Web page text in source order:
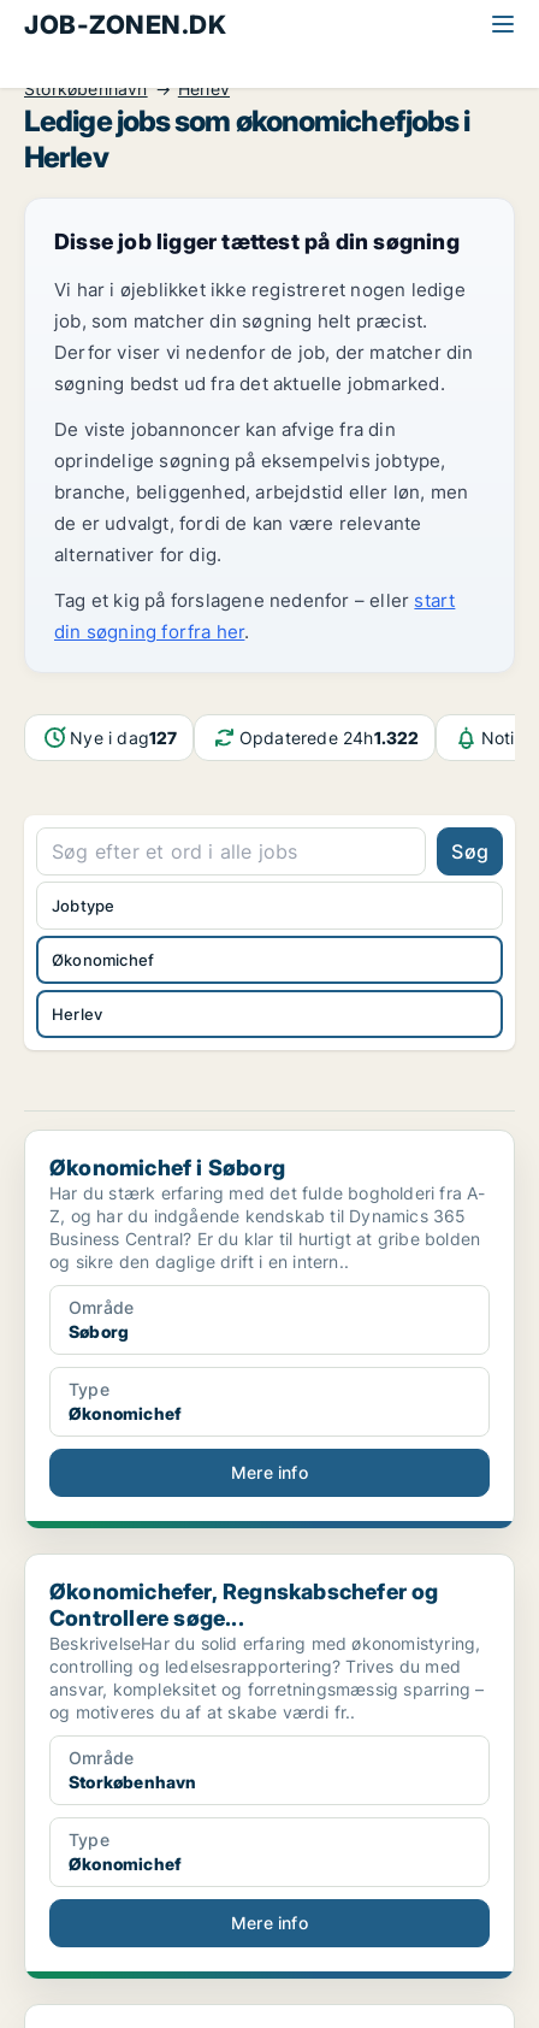
JOB-ZONEN.DK
Storkøbenhavn
Herlev
Ledige jobs som økonomichefjobs i
Herlev
Disse job ligger tættest på din søgning
Vi har i øjeblikket ikke registreret nogen ledige
job, som matcher din søgning helt præcist.
Derfor viser vi nedenfor de job, der matcher din
søgning bedst ud fra det aktuelle jobmarked.
De viste jobannoncer kan afvige fra din
oprindelige søgning på eksempelvis jobtype,
branche, beliggenhed, arbejdstid eller løn, men
de er udvalgt, fordi de kan være relevante
alternativer for dig.
Tag et kig på forslagene nedenfor – eller start
din søgning forfra her.
Nye i dag127 Opdaterede 24h1.322
Søg
Økonomichef
Herlev
Jobtype
Økonomichef i Søborg
Økonomichef i Søborg
Har du stærk erfaring med det fulde bogholderi fra A-
Z, og har du indgående kendskab til Dynamics 365
Business Central? Er du klar til hurtigt at gribe bolden
og sikre den daglige drift i en intern..
Område
Søborg
Type
Økonomichef
Mere info
Økonomichefer, Regnskabschefer og Controllere søge...
Økonomichefer, Regnskabschefer og
Controllere søge...
BeskrivelseHar du solid erfaring med økonomistyring,
controlling og ledelsesrapportering? Trives du med
ansvar, kompleksitet og forretningsmæssig sparring –
og motiveres du af at skabe værdi fr..
Område
Storkøbenhavn
Type
Økonomichef
Mere info
Finance Director, Group Finance Reporting & Accoun...